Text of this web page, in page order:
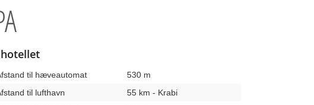
til hæveautomat
530 m
til lufthavn
55 km - Krabi